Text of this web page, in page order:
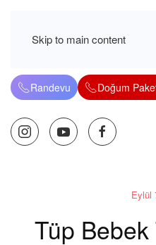
Skip to main content
Randevu Doğum
Eylül
Tüp